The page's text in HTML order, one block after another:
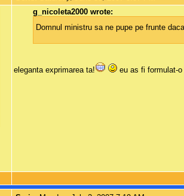
g_nicoleta2000 wrote:
Domnul ministru sa ne pupe pe frunte
eleganta exprimarea ta! eu as fi formulat-